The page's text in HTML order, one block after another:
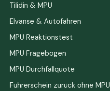
Tilidin & MPU
Elvanse & Autofahren
MPU Reaktionstest
MPU Fragebogen
MPU Durchfallquote
Führerschein zurück ohne MPU